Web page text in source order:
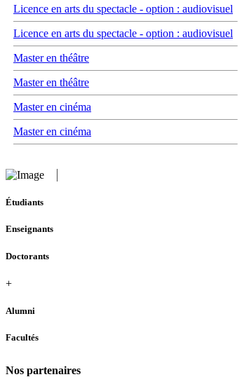
Licence en arts du spectacle - option : audiovisuel
Licence en arts du spectacle - option : audiovisuel
Master en théâtre
Master en théâtre
Master en cinéma
Master en cinéma
Étudiants
Enseignants
Doctorants
+
Alumni
Facultés
Nos partenaires